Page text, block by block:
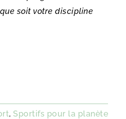
soit votre discipline
, Sportifs pour la planète